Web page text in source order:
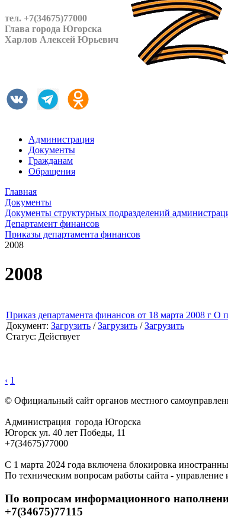
тел. +7(34675)77000
Глава города Югорска
Харлов Алексей Юрьевич
Администрация
Документы
Гражданам
Обращения
Главная
Документы
Документы структурных подразделений
Департамент финансов
Приказы департамента финансов
2008
2008
Приказ департамента финансов от 18 марта 2008 г О
Документ: Загрузить /Загрузить /Загрузить
Статус: Действует
‹ 1
© Официальный сайт органов местного
Администрация города Югорска
Югорск ул. 40 лет Победы, 11
+7(34675)77000
С 1 марта 2024 года включена блокировка
По техническим вопросам работы сайта -
По вопросам информационного
+7(34675)77115